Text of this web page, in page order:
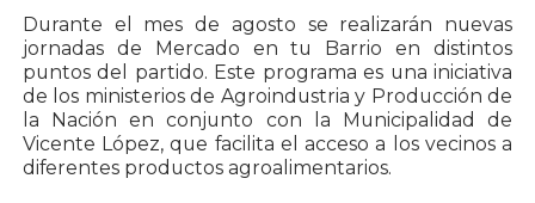
Durante el mes de agosto se realizarán nuevas
jornadas de Mercado en tu Barrio en distintos
puntos del partido. Este programa es una iniciativa
de los ministerios de Agroindustria y Producción de
la Nación en conjunto con la Municipalidad de
Vicente López, que facilita el acceso a los vecinos a
diferentes productos agroalimentarios.